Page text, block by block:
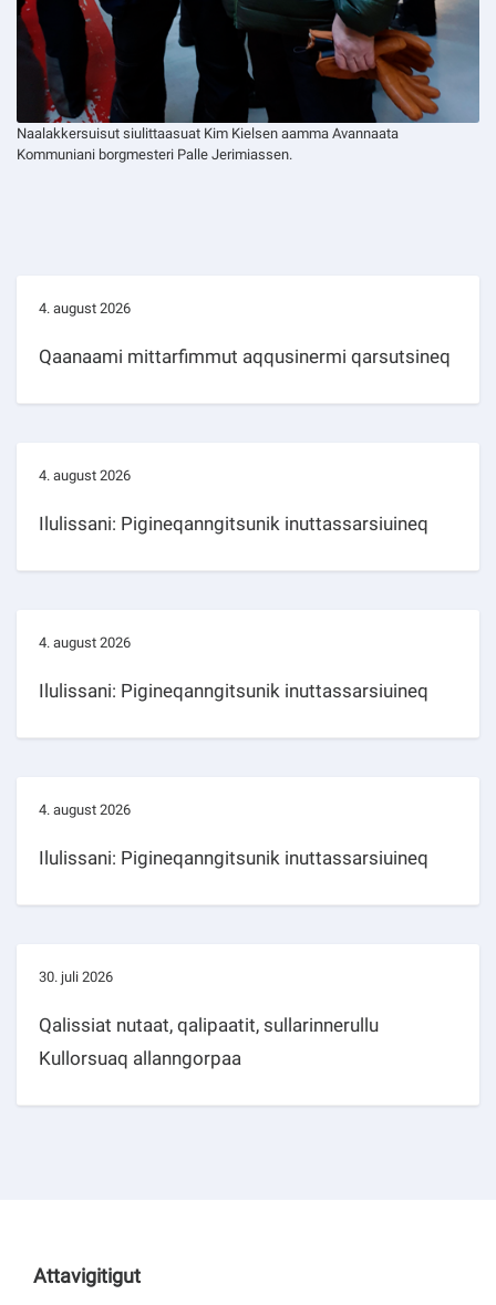
Naalakkersuisut siulittaasuat Kim Kielsen aamma Avannaata
Kommuniani borgmesteri Palle Jerimiassen.
4. august 2026
Qaanaami mittarfimmut aqqusinermi qarsutsineq
4. august 2026
Ilulissani: Pigineqanngitsunik inuttassarsiuineq
4. august 2026
Ilulissani: Pigineqanngitsunik inuttassarsiuineq
4. august 2026
Ilulissani: Pigineqanngitsunik inuttassarsiuineq
30. juli 2026
Qalissiat nutaat, qalipaatit, sullarinnerullu
Kullorsuaq allanngorpaa
Attavigitigut